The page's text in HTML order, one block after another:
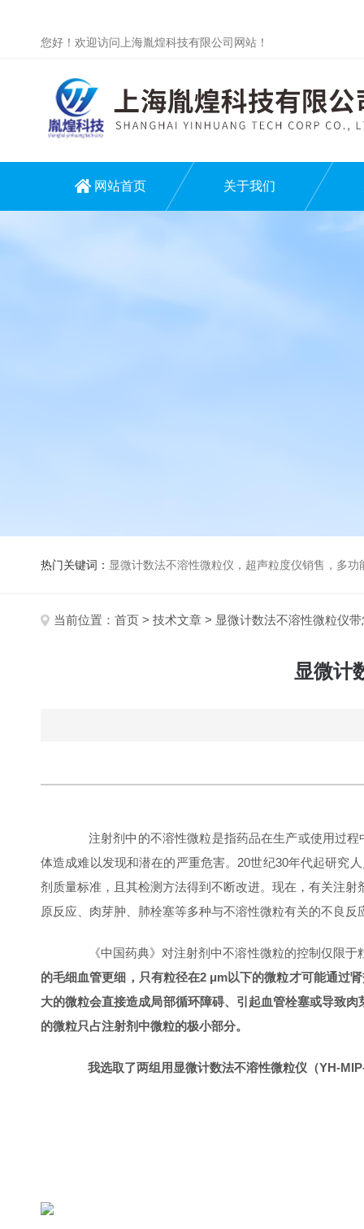
您好！欢迎访问上海胤煌科技有限公司网站！
网站首页 关于我们
热门关键词： 显微计数法不溶性微粒仪，超声粒度仪销售，多功能超声粒度分析仪，粒度及
当前位置： 首页 > 技术文章 > 显微计数法不溶性微粒仪
显微计
注射剂中的不溶性微粒是指药品在生产或使用过程
体造成难以发现和潜在的严重危害。20世纪30年代起研究
剂质量标准，且其检测方法得到不断改进。现在，有关注
原反应、肉芽肿、肺栓塞等多种与不溶性微粒有关的不良反
《中国药典》对注射剂中不溶性微粒的控制仅限于
的毛细血管更细，只有粒径在2 μm以下的微粒才可能通过
大的微粒会直接造成局部循环障碍、引起血管栓塞或导致
的微粒只占注射剂中微粒的极小部分。
我选取了两组用显微计数法不溶性微粒仪（YH-